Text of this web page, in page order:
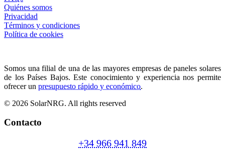
Quiénes somos
Privacidad
Términos y condiciones
Política de cookies
Somos una filial de una de las mayores empresas de paneles solares
de los Países Bajos. Este conocimiento y experiencia nos permite
ofrecer un presupuesto rápido y económico.
© 2026 SolarNRG. All rights reserved
Contacto
+34 966 941 849